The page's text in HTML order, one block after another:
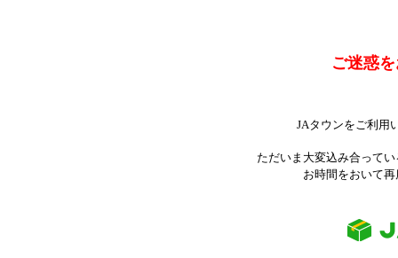
ご迷惑
JAタウンをご利用
ただいま大変込み合って
お時間をおいて